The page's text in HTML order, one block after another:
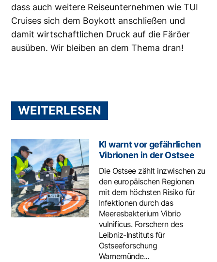
dass auch weitere Reiseunternehmen wie TUI
Cruises sich dem Boykott anschließen und
damit wirtschaftlichen Druck auf die Färöer
ausüben. Wir bleiben an dem Thema dran!
WEITERLESEN
KI warnt vor gefährlichen
Vibrionen in der Ostsee
Die Ostsee zählt inzwischen zu
den europäischen Regionen
mit dem höchsten Risiko für
Infektionen durch das
Meeresbakterium Vibrio
vulnificus. Forschern des
Leibniz-Instituts für
Ostseeforschung
Warnemünde...